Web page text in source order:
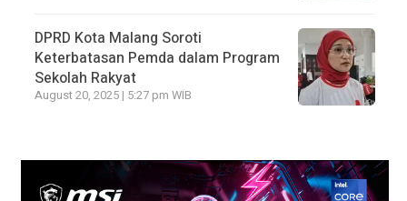
DPRD Kota Malang Soroti
Keterbatasan Pemda dalam Program
Sekolah Rakyat
August 20, 2025 | 5:27 pm WIB